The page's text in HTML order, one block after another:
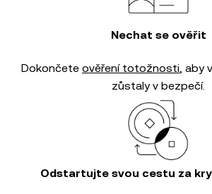
Nechat se ověřit
Dokončete ověření totožnosti, aby
zůstaly v bezpečí.
Odstartujte svou cestu za